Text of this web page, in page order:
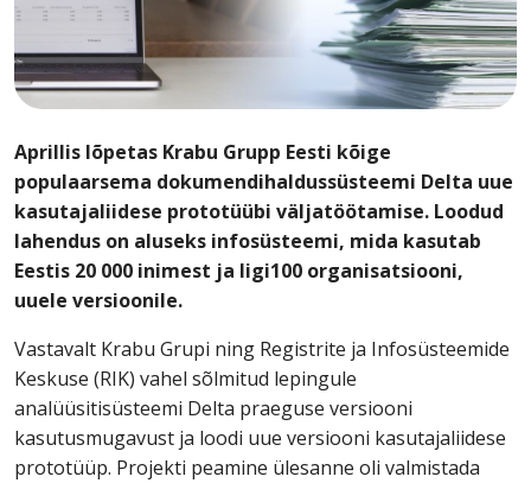
Aprillis lõpetas Krabu Grupp Eesti kõige
populaarsema dokumendihaldussüsteemi Delta uue
kasutajaliidese prototüübi väljatöötamise. Loodud
lahendus on aluseks infosüsteemi, mida kasutab
Eestis 20 000 inimest ja ligi100 organisatsiooni,
uuele versioonile.
Vastavalt Krabu Grupi ning Registrite ja Infosüsteemide
Keskuse (RIK) vahel sõlmitud lepingule
analüüsitisüsteemi Delta praeguse versiooni
kasutusmugavust ja loodi uue versiooni kasutajaliidese
prototüüp. Projekti peamine ülesanne oli valmistada